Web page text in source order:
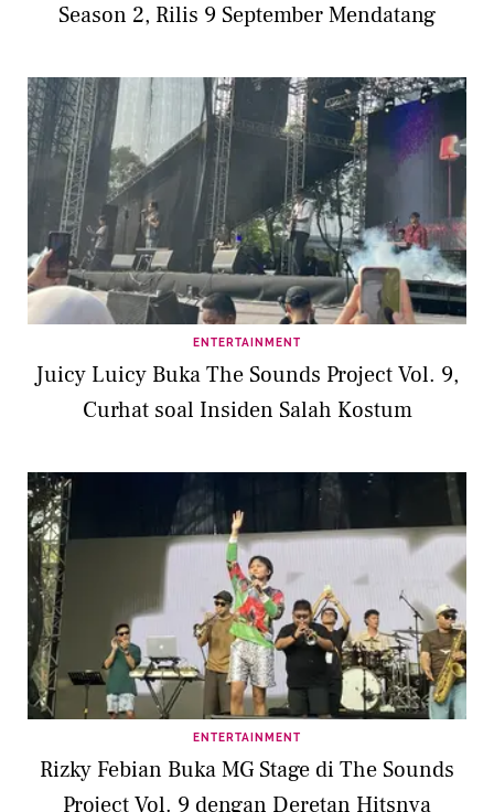
Season 2, Rilis 9 September Mendatang
ENTERTAINMENT
Juicy Luicy Buka The Sounds Project Vol. 9,
Curhat soal Insiden Salah Kostum
ENTERTAINMENT
Rizky Febian Buka MG Stage di The Sounds
Project Vol. 9 dengan Deretan Hitsnya